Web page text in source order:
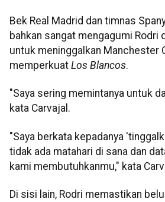
Bek Real Madrid dan timnas
bahkan sangat mengagumi Rodri
untuk meninggalkan Manchester
memperkuat Los Blancos.
"Saya sering memintanya untuk
kata Carvajal.
"Saya berkata kepadanya
tidak ada matahari di sana dan
kami membutuhkanmu," kata
Di sisi lain, Rodri memastikan